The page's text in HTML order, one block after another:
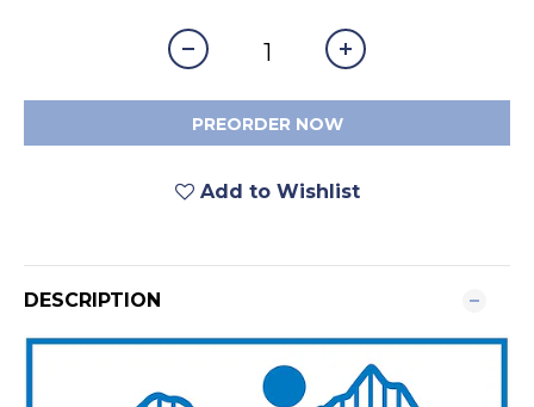
PREORDER NOW
Add to Wishlist
DESCRIPTION